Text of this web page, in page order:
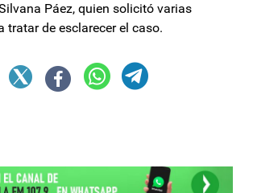
Páez, quien solicitó varias
tratar de esclarecer el caso.